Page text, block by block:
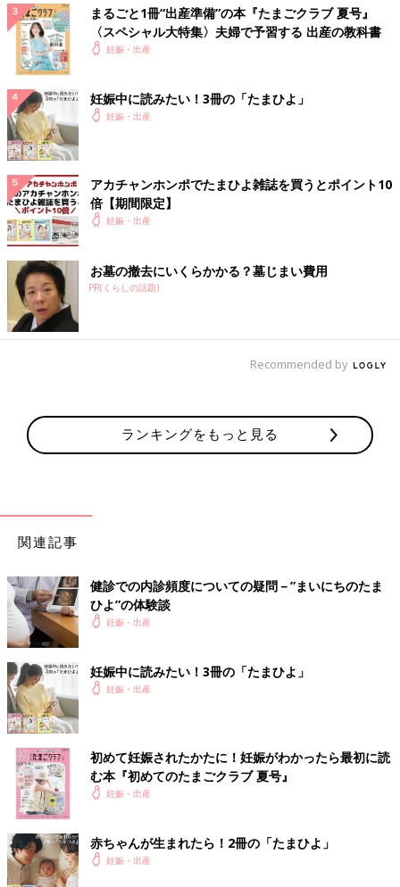
まるごと1冊“出産準備”の本『たまごクラブ 夏号』
〈スペシャル大特集〉夫婦で予習する 出産の教科書
妊娠・出産
妊娠中に読みたい！3冊の「たまひよ」
妊娠・出産
アカチャンホンポでたまひよ雑誌を買うとポイント10
倍【期間限定】
妊娠・出産
お墓の撤去にいくらかかる？墓じまい費用
PR(くらしの話題)
Recommended by
ランキングをもっと見る
関連記事
健診での内診頻度についての疑問－”まいにちのたま
ひよ”の体験談
妊娠・出産
妊娠中に読みたい！3冊の「たまひよ」
妊娠・出産
初めて妊娠されたかたに！妊娠がわかったら最初に読
む本『初めてのたまごクラブ 夏号』
妊娠・出産
赤ちゃんが生まれたら！2冊の「たまひよ」
妊娠・出産